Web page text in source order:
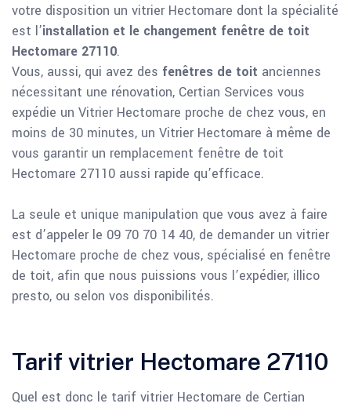
votre disposition un vitrier Hectomare dont la spécialité
est l’installation et le changement fenêtre de toit
Hectomare 27110.
Vous, aussi, qui avez des fenêtres de toit anciennes
nécessitant une rénovation, Certian Services vous
expédie un Vitrier Hectomare proche de chez vous, en
moins de 30 minutes, un Vitrier Hectomare à même de
vous garantir un remplacement fenêtre de toit
Hectomare 27110 aussi rapide qu’efficace.
La seule et unique manipulation que vous avez à faire
est d’appeler le 09 70 70 14 40, de demander un vitrier
Hectomare proche de chez vous, spécialisé en fenêtre
de toit, afin que nous puissions vous l’expédier, illico
presto, ou selon vos disponibilités.
Tarif vitrier Hectomare 27110
Quel est donc le tarif vitrier Hectomare de Certian